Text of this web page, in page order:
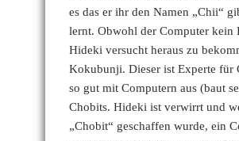
es das er ihr den Namen „Chii“
lernt. Obwohl der Computer kein
Hideki versucht heraus zu
Kokubunji. Dieser ist Experte für
so gut mit Computern aus (baut
Chobits. Hideki ist verwirrt und
„Chobit“ geschaffen wurde, ein